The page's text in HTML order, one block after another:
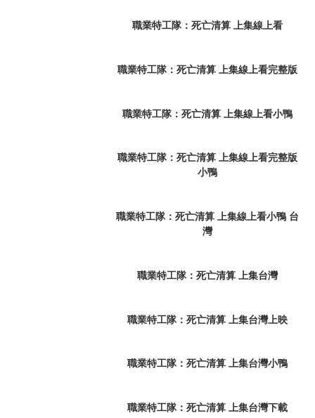
職業特工隊：死亡清算 上集線上看
職業特工隊：死亡清算 上集線上看完整版
職業特工隊：死亡清算 上集線上看小鴨
職業特工隊：死亡清算 上集線上看完整版
小鴨
職業特工隊：死亡清算 上集線上看小鴨 台
灣
職業特工隊：死亡清算 上集台灣
職業特工隊：死亡清算 上集台灣上映
職業特工隊：死亡清算 上集台灣小鴨
職業特工隊：死亡清算 上集台灣下載